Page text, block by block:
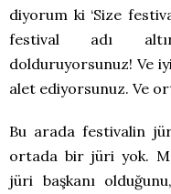
diyorum ki ‘Size
festival adı
dolduruyorsunuz! Ve
alet ediyorsunuz. Ve
Bu arada festivalin
ortada bir jüri yok.
jüri başkanı